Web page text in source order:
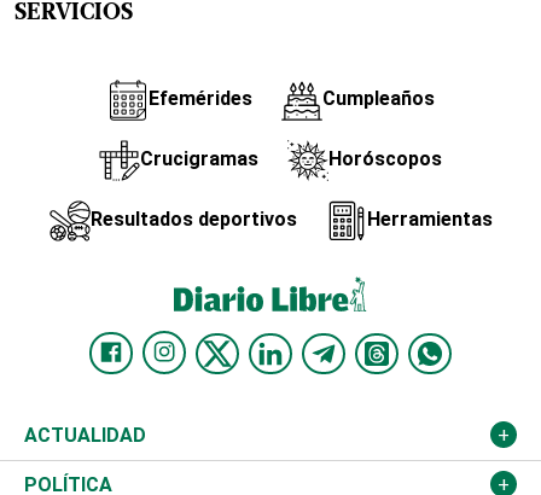
SERVICIOS
Efemérides Cumpleaños
Crucigramas Horóscopos
Resultados deportivos Herramientas
ACTUALIDAD
Nacional
POLÍTICA